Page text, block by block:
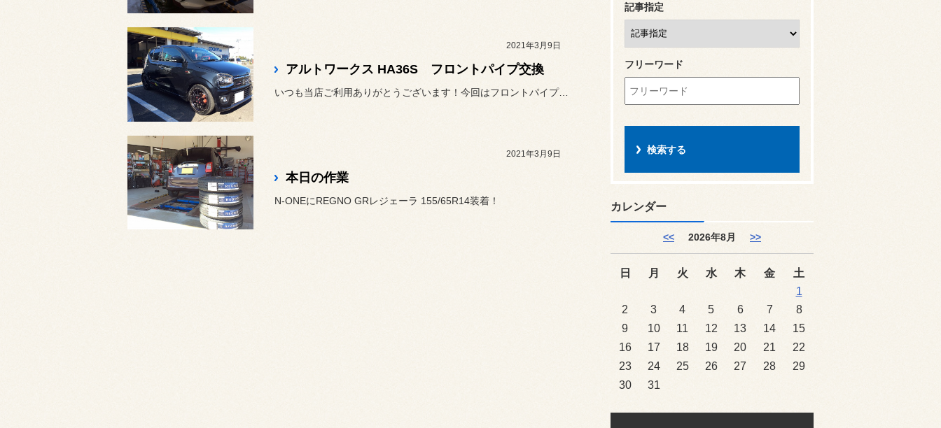
2021年3月9日
アルトワークス HA36S フロントパイプ交換
いつも当店ご利用ありがとうございます！今回はフロントパイプ交換しま...
2021年3月9日
本日の作業
N-ONEにREGNO GRレジェーラ 155/65R14装着！
記事指定
フリーワード
カレンダー
<< 2026年8月 >>
日 月 火 水 木 金
土
1
2
3 4 5 6 7
8
9
10 11 12 13 14
15
16
17 18 19 20 21
22
23
24 25 26 27 28
29
30
31